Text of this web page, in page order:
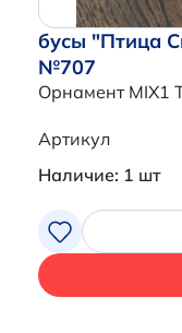
бусы "Птица
№707
Орнамент MIX1
Артикул
Наличие: 1 шт